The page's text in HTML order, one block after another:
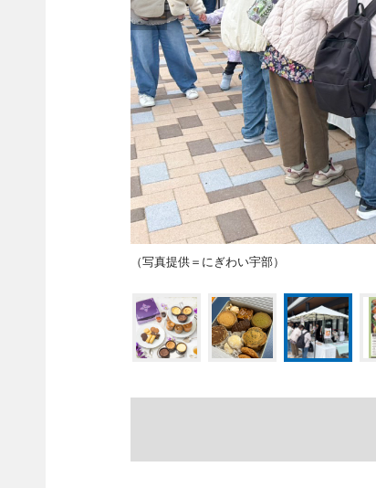
（写真提供＝にぎわい宇部）